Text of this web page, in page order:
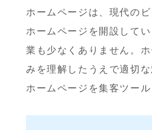
ホームページは、現代の
ホームページを開設して
業も少なくありません。
みを理解したうえで適切
ホームページを集客ツー